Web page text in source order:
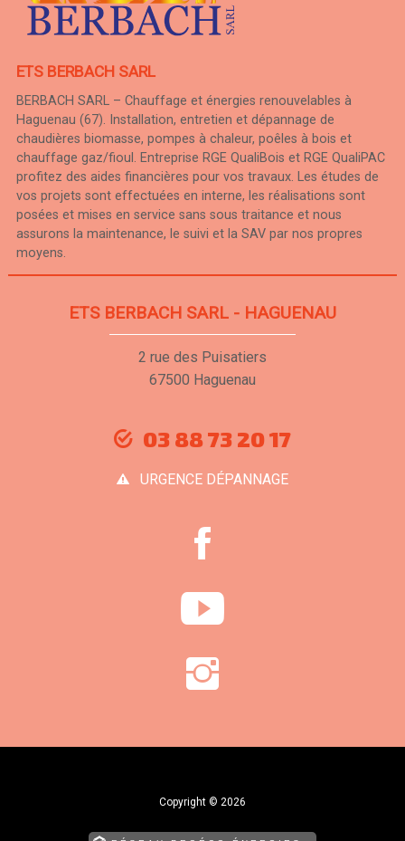
ETS BERBACH SARL
BERBACH SARL – Chauffage et énergies renouvelables à
Haguenau (67). Installation, entretien et dépannage de
chaudières biomasse, pompes à chaleur, poêles à bois et
chauffage gaz/fioul. Entreprise RGE QualiBois et RGE QualiPAC
profitez des aides financières pour vos travaux. Les études de
vos projets sont effectuées en interne, les réalisations sont
posées et mises en service sans sous traitance et nous
assurons la maintenance, le suivi et la SAV par nos propres
moyens.
ETS BERBACH SARL - HAGUENAU
2 rue des Puisatiers
67500 Haguenau
03 88 73 20 17
URGENCE DÉPANNAGE
Copyright © 2026